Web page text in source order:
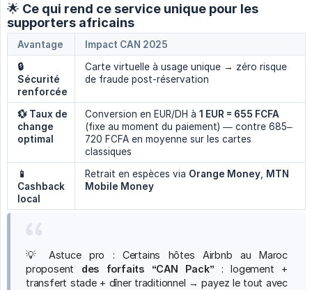
🌟 Ce qui rend ce service unique pour les
supporters africains
Avantage
Impact CAN 2025
🔒
Sécurité
renforcée
Carte virtuelle à usage unique → zéro risque
de fraude post-réservation
💱 Taux de
change
optimal
Conversion en EUR/DH à 1 EUR = 655 FCFA
(fixe au moment du paiement) — contre 685–
720 FCFA en moyenne sur les cartes
classiques
📱
Cashback
local
Retrait en espèces via Orange Money
MTN
Mobile Money
💡 Astuce pro : Certains hôtes Airbnb au Maroc
proposent des forfaits “CAN Pack” : logement +
transfert stade + dîner traditionnel → payez le tout avec